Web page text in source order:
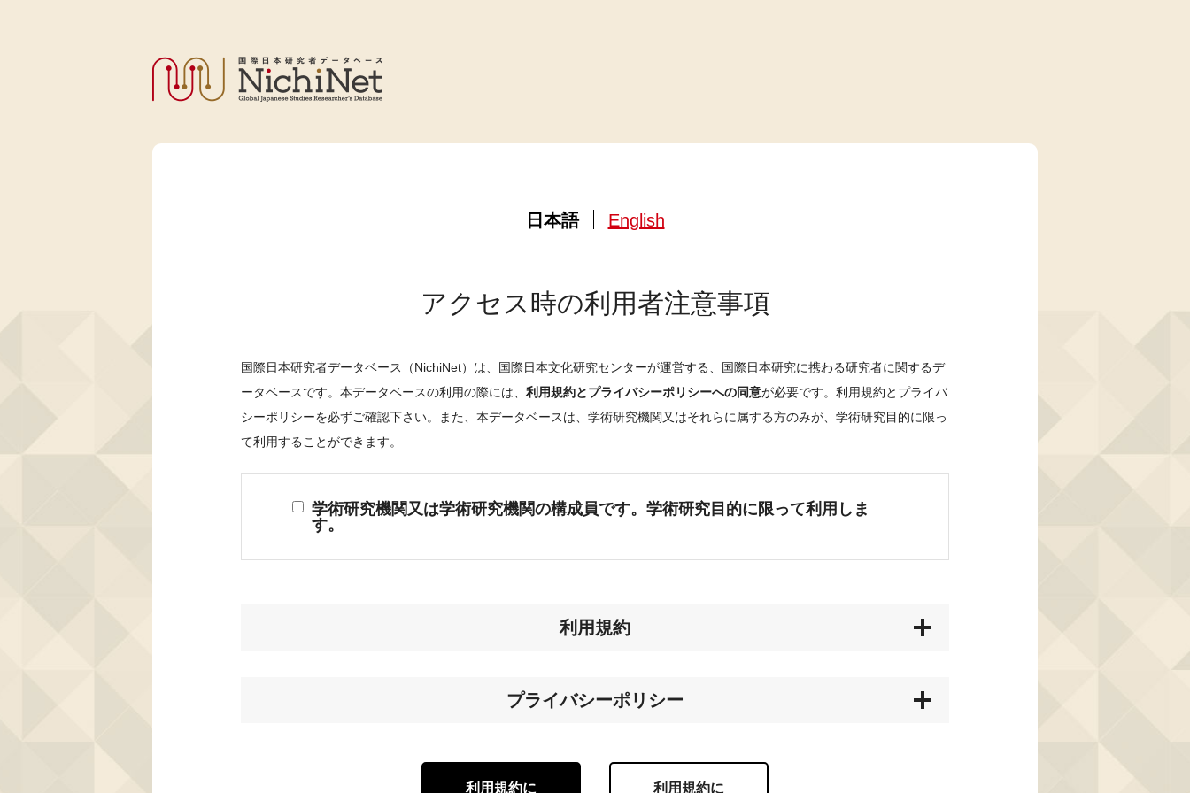
日本語 English
アクセス時の利用者注意事項
国際日本研究者データベース（NichiNet）は、国際日本文化研究センターが運営する、国際日本研究に携わる研究者に関するデ
ータベースです。本データベースの利用の際には、 利用規約とプライバシーポリシーへの同意が必要です。利用規約とプライバ
シーポリシーを必ずご確認下さい。また、本データベースは、学術研究機関又はそれらに属する方のみが、学術研究目的に限っ
て利用することができます。
学術研究機関又は学術研究機関の構成員です。学術研究目的に限って利用しま
す。
利用規約
プライバシーポリシー
利用規約に 利用規約に